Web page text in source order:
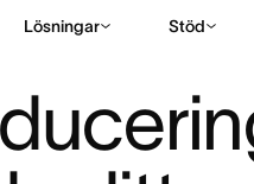
Lösningar Stöd